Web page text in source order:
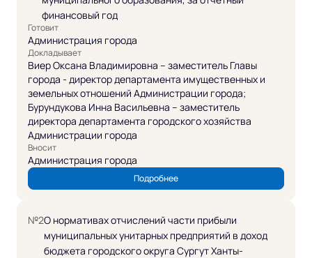
финансовый год
Готовит
Администрация города
Докладывает
Виер Оксана Владимировна – заместитель Главы
города - директор департамента имущественных и
земельных отношений Администрации города;
Бурундукова Инна Васильевна – заместитель
директора департамента городского хозяйства
Администрации города
Вносит
Администрация города
Подробнее
№2О нормативах отчислений части прибыли
муниципальных унитарных предприятий в доход
бюджета городского округа Сургут Ханты-